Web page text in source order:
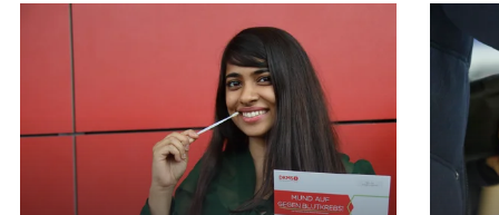
Dieser Bereich enthält horizontal scrollbare Inhalte.